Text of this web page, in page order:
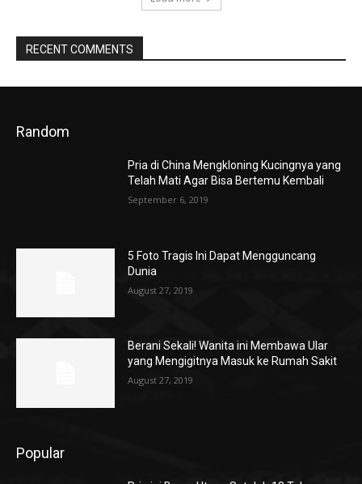
RECENT COMMENTS
Random
Pria di China Mengkloning Kucingnya yang
Telah Mati Agar Bisa Bertemu Kembali
September 6, 2019
5 Foto Tragis Ini Dapat Mengguncang
Dunia
August 27, 2019
Berani Sekali! Wanita ini Membawa Ular
yang Mengigitnya Masuk ke Rumah Sakit
August 27, 2019
Popular